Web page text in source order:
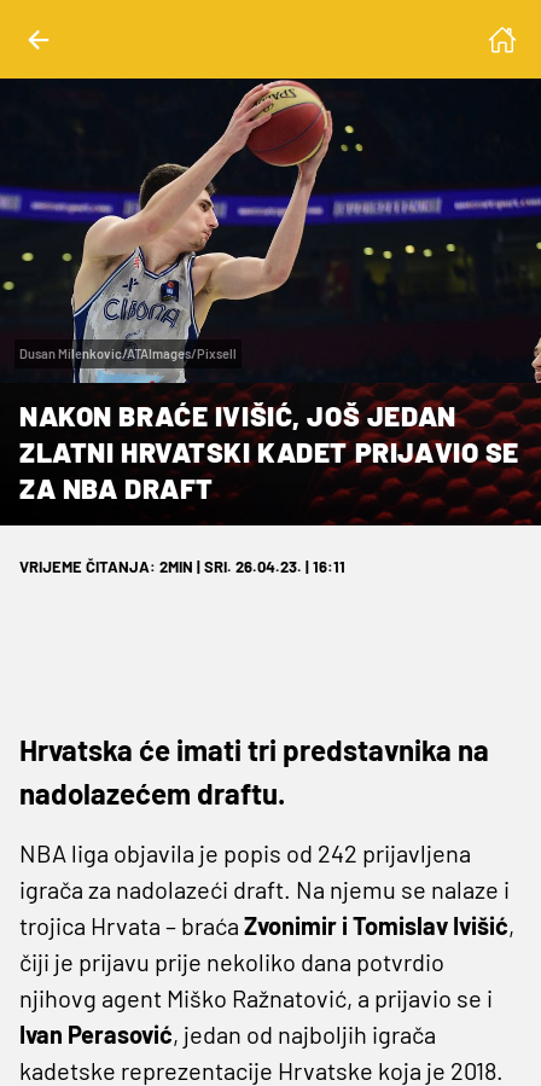
Dusan Milenkovic/ATAImages/Pixsell
NAKON BRAĆE IVIŠIĆ, JOŠ JEDAN
ZLATNI HRVATSKI KADET PRIJAVIO SE
ZA NBA DRAFT
VRIJEME ČITANJA: 2MIN | SRI. 26.04.23. | 16:11
Hrvatska će imati tri predstavnika na
nadolazećem draftu.
NBA liga objavila je popis od 242 prijavljena
igrača za nadolazeći draft. Na njemu se nalaze i
trojica Hrvata – braća Zvonimir i Tomislav Ivišić,
čiji je prijavu prije nekoliko dana potvrdio
njihovg agent Miško Ražnatović, a prijavio se i
Ivan Perasović, jedan od najboljih igrača
kadetske reprezentacije Hrvatske koja je 2018.